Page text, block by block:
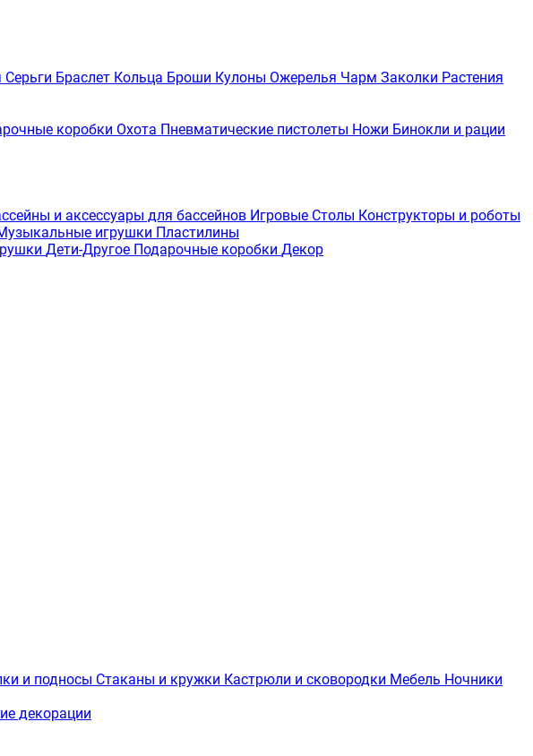
Серьги Браслет Кольца Броши Кулоны Ожерелья Чарм Заколки Растения
коробки Охота Пневматические пистолеты Ножи Бинокли и рации
и аксессуары для бассейнов Игровые Столы Конструкторы и роботы
игрушки Пластилины
Дети-Другое Подарочные коробки Декор
и подносы Стаканы и кружки Кастрюли и сковородки Мебель Ночники
декорации